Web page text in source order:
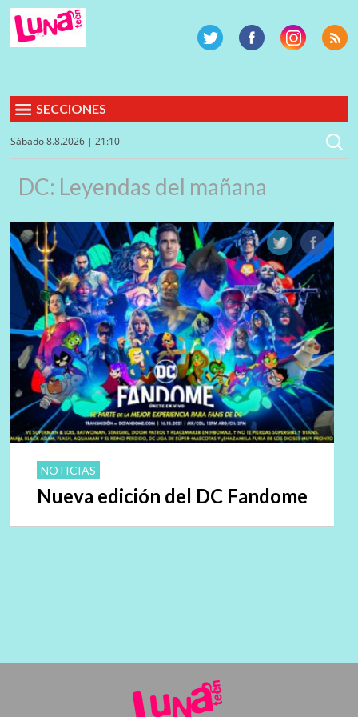
SECCIONES
Sábado 8.8.2026 | 21:10
DC: Leyendas del mañana
NOTICIAS
Nueva edición del DC Fandome